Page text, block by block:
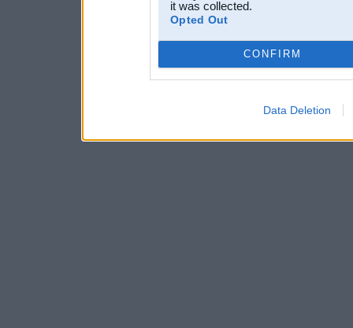
it was collected.
Opted Out
CONFIRM
Data Deletion